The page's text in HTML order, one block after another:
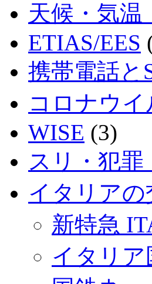
天候・気温
ETIAS/EES
携帯電話と
コロナウ
WISE (3)
スリ・犯
イタリアの
新特急
イタリア